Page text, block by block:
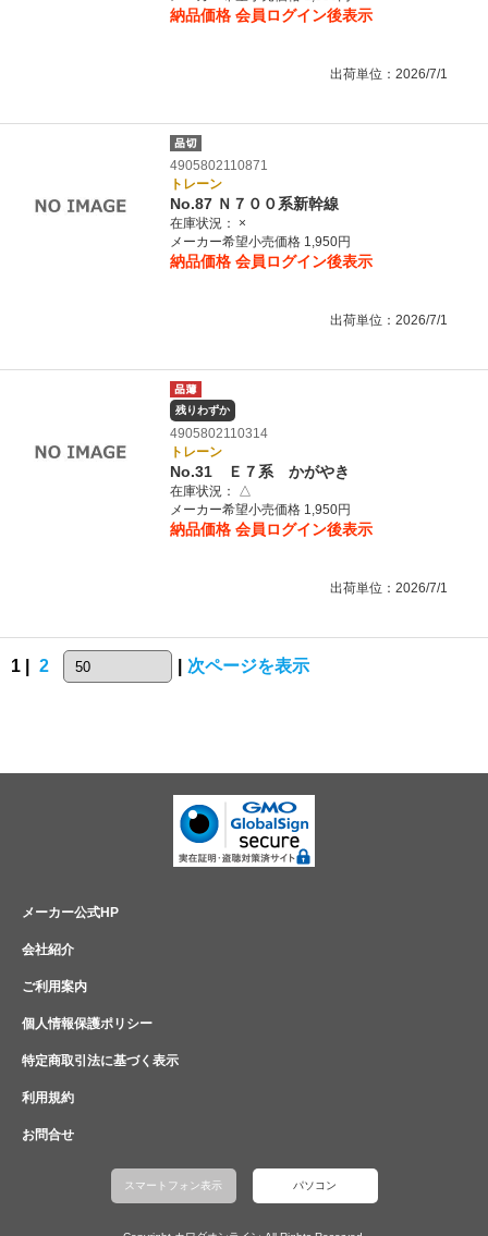
納品価格 会員ログイン後表示
出荷単位：2026/7/1
4905802110871
トレーン
No.87 Ｎ７００系新幹線
在庫状況：
×
メーカー希望小売価格 1,950円
納品価格 会員ログイン後表示
出荷単位：2026/7/1
残りわずか
4905802110314
トレーン
No.31 Ｅ７系 かがやき
在庫状況：
△
メーカー希望小売価格 1,950円
納品価格 会員ログイン後表示
出荷単位：2026/7/1
1 | 2 次ページを表示
メーカー公式HP
会社紹介
ご利用案内
個人情報保護ポリシー
特定商取引法に基づく表示
利用規約
お問合せ
スマートフォン表示 パソコン